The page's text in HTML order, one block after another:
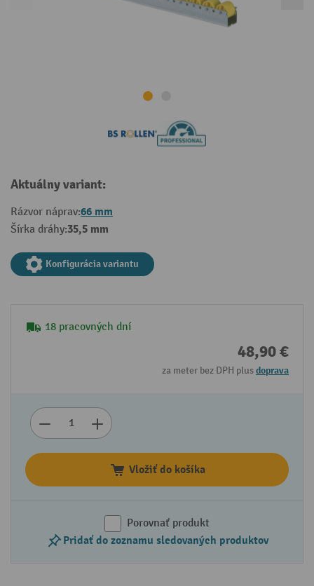
Aktuálny variant:
Rázvor náprav:66 mm
Šírka dráhy:35,5 mm
Konfigurácia variantu
18 pracovných dní
48,90 €
za meter bez DPH plusdoprava
Vložiť do košíka
Porovnať produkt
Pridať do zoznamu sledovaných produktov